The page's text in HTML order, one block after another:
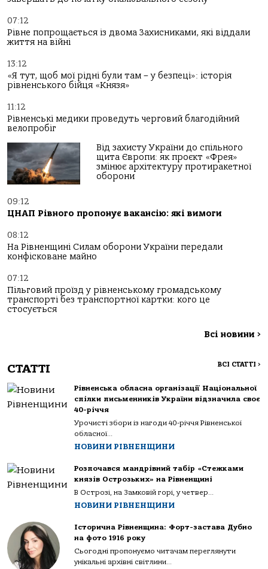
07:12
Рівне попрощається із двома Захисниками, які віддали
життя на війні
13:12
«Я тут, щоб мої рідні були там – у безпеці»: історія
рівненського бійця «Князя»
11:12
Рівненські медики проведуть черговий благодійний
велопробіг
Від захисту України до спільного
щита Європи: як проєкт «Фрея»
змінює архітектуру протиракетної
оборони
09:12
ЦНАП Рівного пропонує вакансію: які вимоги
08:12
На Рівненщині Силам оборони України передали
конфісковане майно
07:12
Пільговий проїзд у рівненському громадському
транспорті без транспортної картки: кого це
стосується
Всі новини >
СТАТТІ ВСІ СТАТТІ >
Рівненська обласна організації Національної
спілки письменників України відзначила своє
40-річчя
Урочисті збори із нагоди 40-річчя Рівненської
обласної...
НОВИНИ РІВНЕНЩИНИ
Розпочався мандрівний табір «Стежками
князів Острозьких» на Рівненщині
В Острозі, на Замковій горі, у четвер...
НОВИНИ РІВНЕНЩИНИ
Історична Рівненщина: Форт-застава Дубно
на фото 1916 року
Сьогодні пропонуємо читачам переглянути
унікальні архівні світлини...